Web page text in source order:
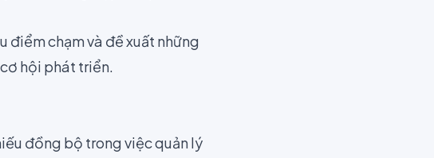
điểm chạm và đề xuất những
hội phát triển.
đồng bộ trong việc quản lý